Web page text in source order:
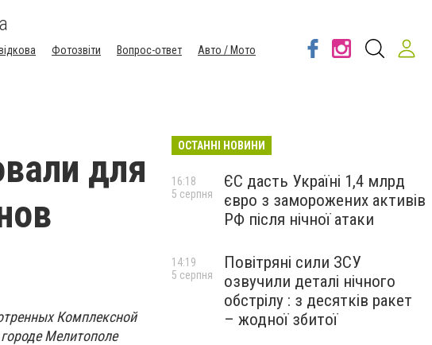
Фотозвіти Вопрос-ответ
Авто / Мото
для
Комплексной
Мелитополе
ОСТАННІ НОВИНИ
ЄС дасть Україні 1,4 млрд
євро з заморожених активів
РФ після нічної атаки
16:18
5 серпня
Повітряні сили ЗСУ
озвучили деталі нічного
обстрілу : з десятків ракет
– жодної збитої
14:19
5 серпня